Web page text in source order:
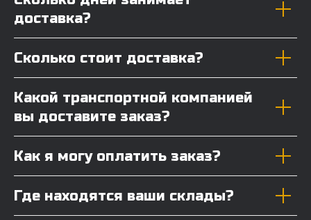
доставка?
Сколько стоит доставка?
Какой транспортной компанией
вы доставите заказ?
Как я могу оплатить заказ?
Где находятся ваши склады?